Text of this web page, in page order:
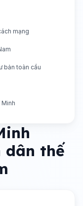
mạng
bản toàn cầu
Minh
dân thế